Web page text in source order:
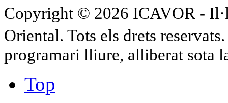
Copyright © 2026 ICAVOR -
Oriental. Tots els drets
programari lliure, alliberat sota
Top